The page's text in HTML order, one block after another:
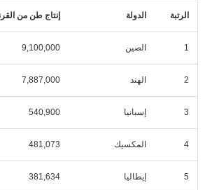
الرتبة الدولة إنتاج طن من
1 الصين 9,100,000
2 الهند 7,887,000
3 إسبانيا 540,900
4 المكسيك 481,073
5 إيطاليا 381,634